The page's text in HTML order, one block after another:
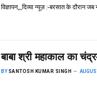
विज्ञापन,,,दिव्या न्यूज़ :-बरसात के दौरान
बाबा श्री महाकाल का
BY SANTOSH KUMAR SINGH